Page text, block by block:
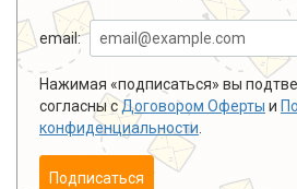
email:
Нажимая «подписаться» вы
согласны сДоговором Оферты и
конфиденциальности.
Подписаться